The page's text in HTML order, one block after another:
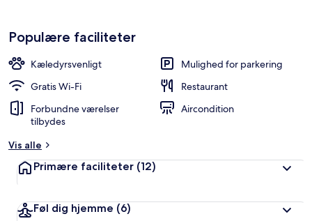
Populære faciliteter
Kæledyrsvenligt
Mulighed for parkering
Gratis Wi-Fi
Restaurant
Forbundne værelser
tilbydes
Aircondition
Vis alle
Primære faciliteter (12)
Føl dig hjemme (6)